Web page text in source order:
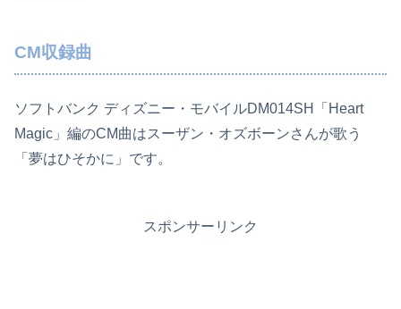
CM収録曲
ソフトバンク ディズニー・モバイルDM014SH「Heart
Magic」編のCM曲はスーザン・オズボーンさんが歌う
「夢はひそかに」です。
スポンサーリンク